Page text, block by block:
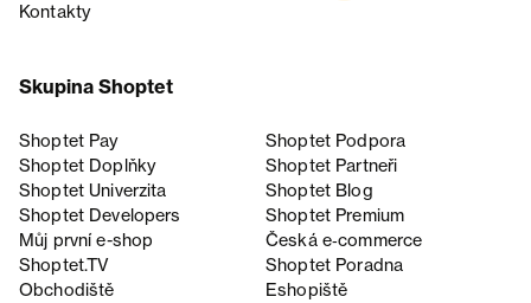
Kontakty
Skupina Shoptet
Shoptet Pay
Shoptet Podpora
Shoptet Doplňky
Shoptet Partneři
Shoptet Univerzita
Shoptet Blog
Shoptet Developers
Shoptet Premium
Můj první e-shop
Česká e‑commerce
Shoptet.TV
Shoptet Poradna
Obchodiště
Eshopiště